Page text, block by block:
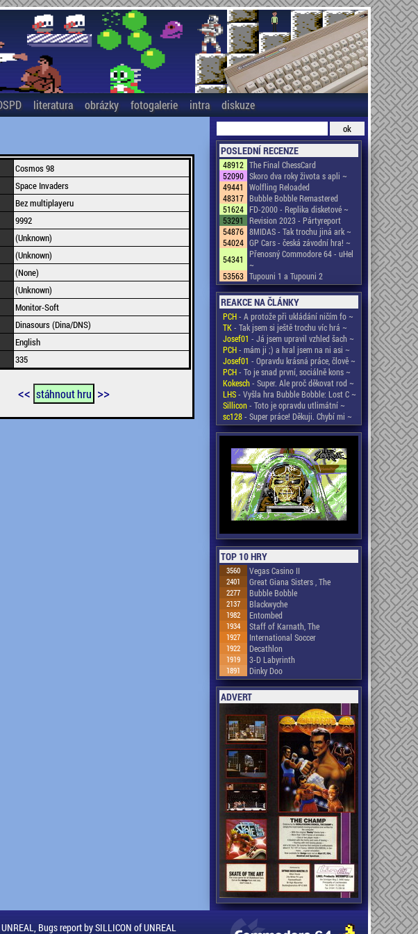
literatura obrázky fotogalerie intra diskuze
Cosmos 98
Space Invaders
Bez multiplayeru
9992
(Unknown)
(Unknown)
(None)
(Unknown)
Monitor-Soft
Dinasours (Dina/DNS)
English
335
<< stáhnout hru >>
POSLEDNÍ RECENZE
48912 The Final ChessCard
52090 Skoro dva roky života s apli ~
49441
Wolfling Reloaded
48317 Bubble Bobble Remastered
51624 FD-2000 - Replika disketové ~
53291
Revision 2023 - Pártyreport
54876 8MIDAS - Tak trochu jiná ark ~
54024 GP Cars - česká závodní hra! ~
54341
Přenosný Commodore 64 - uHel
~
53563 Tupouni 1 a Tupouni 2
REAKCE NA ČLÁNKY
PCH- A protože při ukládání ničím fo ~
TK- Tak jsem si ještě trochu víc hrá ~
Josef01 - Já jsem upravil vzhled šach ~
PCH- mám ji ;) a hral jsem na ni asi ~
Josef01 - Opravdu krásná práce, člově ~
PCH- To je snad první, sociálně kons ~
Kokesch- Super. Ale proč děkovat rod ~
LHS- Vyšla hra Bubble Bobble: Lost C ~
Sillicon- Toto je opravdu utlimátní ~
sc128- Super práce! Děkuji. Chybí mi ~
TOP 10 HRY
3560 Vegas Casino II
2401 Great Giana Sisters , The
2277 Bubble Bobble
2137 Blackwyche
1982 Entombed
1934 Staff of Karnath, The
1927 International Soccer
1922 Decathlon
1919 3-D Labyrinth
1891 Dinky Doo
ADVERT
Bugs report by SILLICON of UNREAL